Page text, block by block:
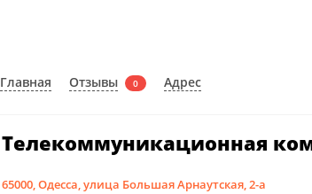
Главная Отзывы 0 Адрес
Телекоммуникационная
65000, Одесса, улица Большая Арнаутская, 2-а